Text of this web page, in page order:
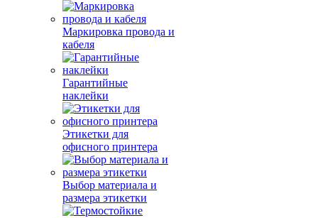
Маркировка провода и
кабеля
Гарантийные
наклейки
Этикетки для
офисного принтера
Выбор материала и
размера этикетки